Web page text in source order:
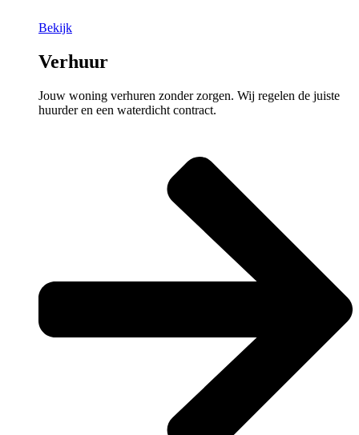
Bekijk
Verhuur
Jouw woning verhuren zonder zorgen. Wij regelen de juiste
huurder en een waterdicht contract.